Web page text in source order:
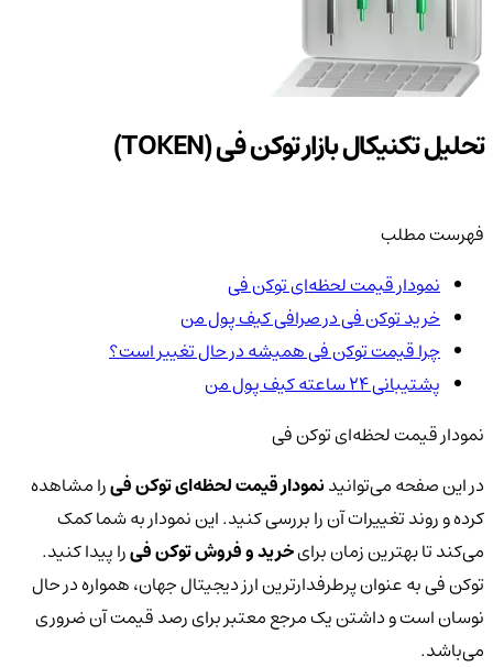
تحلیل تکنیکال بازار توکن فی (TOKEN)
فهرست مطلب
نمودار قیمت لحظه‌ای توکن فی
خرید توکن فی در صرافی کیف پول من
چرا قیمت توکن فی همیشه در حال تغییر است؟
پشتیبانی ۲۴ ساعته کیف پول من
نمودار قیمت لحظه‌ای توکن فی
در این صفحه می‌توانیدنمودار قیمت لحظه‌ای توکن فیرا مشاهده
کرده و روند تغییرات آن را بررسی کنید. این نمودار به شما کمک
می‌کند تا بهترین زمان برایخرید و فروش توکن فیرا پیدا کنید.
توکن فی به عنوان پرطرفدارترین ارز دیجیتال جهان، همواره در حال
نوسان است و داشتن یک مرجع معتبر برای رصد قیمت آن ضروری
می‌باشد.